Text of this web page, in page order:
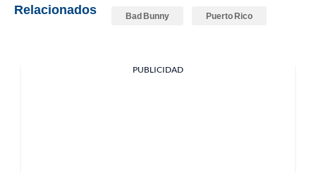
Relacionados Bad Bunny Puerto Rico
PUBLICIDAD